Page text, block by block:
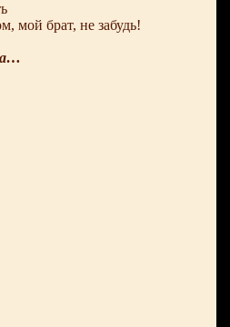
мой брат, не забудь!